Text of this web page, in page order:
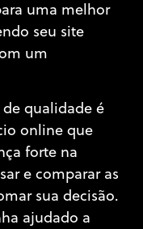
uma melhor
seu site
um
qualidade é
online que
forte na
e comparar as
sua decisão.
ajudado a